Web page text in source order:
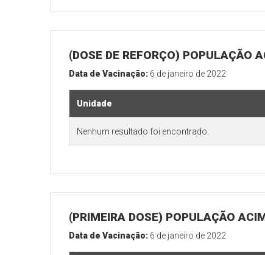
(DOSE DE REFORÇO) POPULAÇÃO
Data de Vacinação: 6 de janeiro de 2022
Unidade
Nenhum resultado foi encontrado.
(PRIMEIRA DOSE) POPULAÇÃO
Data de Vacinação: 6 de janeiro de 2022